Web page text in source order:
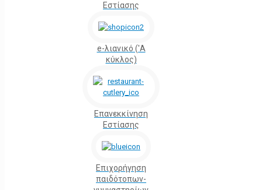
Εστίασης
e-λιανικό ('Α
κύκλος)
Επανεκκίνηση
Εστίασης
Επιχορήγηση
παιδότοπων-